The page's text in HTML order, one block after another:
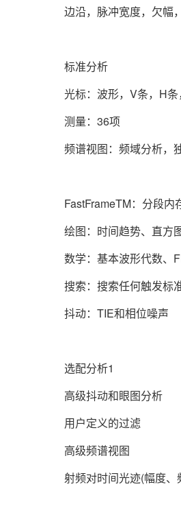
边沿，脉冲宽度，欠幅
标准分析
光标：波形，V条，H
测量：36项
频谱视图：频域分析，
FastFrameTM：分段
绘图：时间趋势、直方
数学：基本波形代数、
搜索：搜索任何触发标
抖动：TIE和相位噪声
选配分析1
高级抖动和眼图分析
用户定义的过滤
高级频谱视图
射频对时间光迹(幅度、